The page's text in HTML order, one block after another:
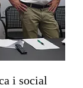
i social